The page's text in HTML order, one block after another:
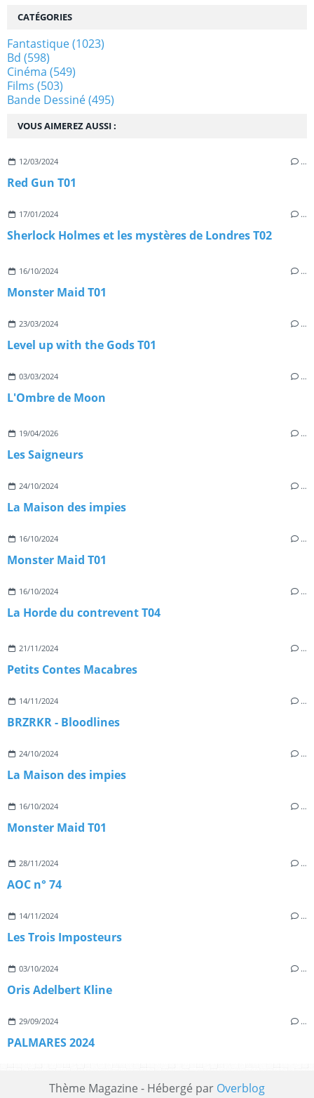
VOUS AIMEREZ AUSSI :
12/03/2024 …
Red Gun T01
17/01/2024 …
Sherlock Holmes et les mystères de Londres T02
16/10/2024 …
Monster Maid T01
23/03/2024 …
Level up with the Gods T01
03/03/2024 …
L'Ombre de Moon
19/04/2026 …
Les Saigneurs
24/10/2024 …
La Maison des impies
16/10/2024 …
Monster Maid T01
16/10/2024 …
La Horde du contrevent T04
21/11/2024 …
Petits Contes Macabres
14/11/2024 …
BRZRKR - Bloodlines
24/10/2024 …
La Maison des impies
16/10/2024 …
Monster Maid T01
28/11/2024 …
AOC n° 74
14/11/2024 …
Les Trois Imposteurs
03/10/2024 …
Oris Adelbert Kline
29/09/2024 …
PALMARES 2024
CATÉGORIES
Fantastique(1023)
Bd (598)
Cinéma (549)
Films (503)
Bande Dessiné(495)
Thème Magazine - Hébergé par Overblog